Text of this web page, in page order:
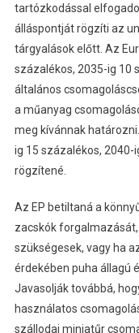
tartózkodással
álláspontját rögzíti az
tárgyalások előtt. Az
százalékos, 2035-ig 10
általános
a műanyag
meg kívánnak
ig 15 százalékos,
rögzítené.
Az EP betiltaná a
zacskók forgalmazását,
szükségesek, vagy ha
érdekében puha állagú
Javasolják továbbá,
használatos
szállodai miniatűr